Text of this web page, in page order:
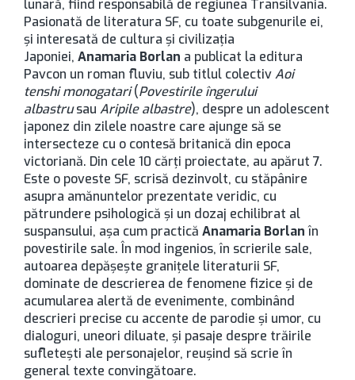
lunară, fiind responsabilă de regiunea Transilvania.
Pasionată de literatura SF, cu toate subgenurile ei,
și interesată de cultura și civilizația
Japoniei, Anamaria Borlan a publicat la editura
Pavcon un roman fluviu, sub titlul colectivAoi
tenshi monogatari(Povestirile îngerului
albastrusau Aripile albastre), despre un adolescent
japonez din zilele noastre care ajunge să se
intersecteze cu o contesă britanică din epoca
victoriană. Din cele 10 cărţi proiectate, au apărut 7.
Este o poveste SF, scrisă dezinvolt, cu stăpânire
asupra amănuntelor prezentate veridic, cu
pătrundere psihologică și un dozaj echilibrat al
suspansului, așa cum practică Anamaria Borlanîn
povestirile sale. În mod ingenios, în scrierile sale,
autoarea depășește granițele literaturii SF,
dominate de descrierea de fenomene fizice și de
acumularea alertă de evenimente, combinând
descrieri precise cu accente de parodie și umor, cu
dialoguri, uneori diluate, și pasaje despre trăirile
sufletești ale personajelor, reușind să scrie în
general texte convingătoare.